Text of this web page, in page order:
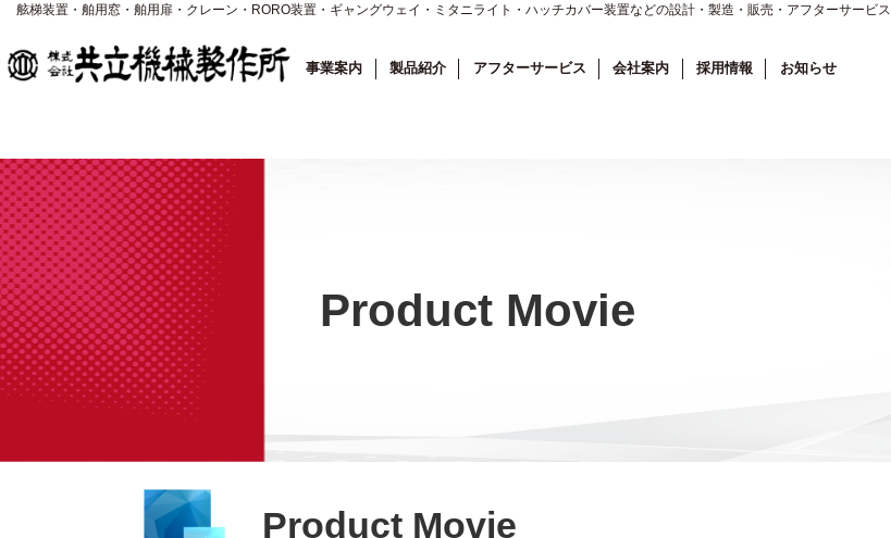
舷梯装置・舶用窓・舶用扉・クレーン・RORO装置・ギャングウェイ・ミタニライト・ハッチカバー装置などの設計・製造・販売・アフターサービス
事業案内 製品紹介 アフターサービス 会社案内 採用情報 お知らせ
Product Movie
Product Movie